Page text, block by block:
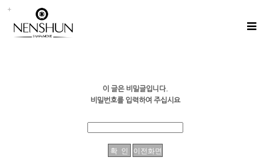
이 글은 비밀글입니다.
비밀번호를 입력하여 주십시요